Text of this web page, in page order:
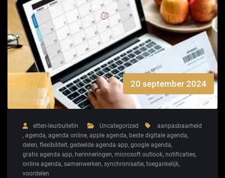
20 september 2024
etten-leurbulletin Uncategorized
aanpasbaarheid
, agenda, agenda online, apple agenda, beste digitale agenda,
delen, flexibiliteit, gedeelde agenda app, google agenda,
gratis agenda app, herinneringen, microsoft outlook, notificaties,
online agenda, samenwerken, synchronisatie, toegankelijk,
voordelen